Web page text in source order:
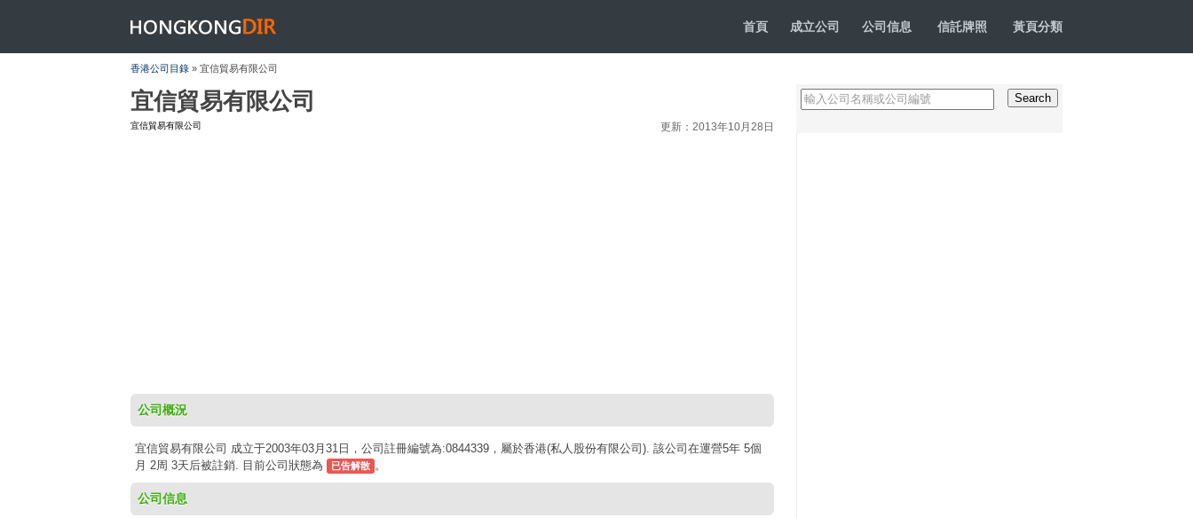
HONGKONGDIR 首頁 成立公司 公司信息 信託牌照 黃頁分類
香港公司目錄 » 宜信貿易有限公司
宜信貿易有限公司
宜信貿易有限公司 更新：2013年10月28日
公司概況
宜信貿易有限公司 成立于2003年03月31日，公司註冊編號為:0844339，屬於香港(私人股份有限公司). 該公司在運營5年 5個
月 2周 3天后被註銷. 目前公司狀態為
已告解散 。
公司信息